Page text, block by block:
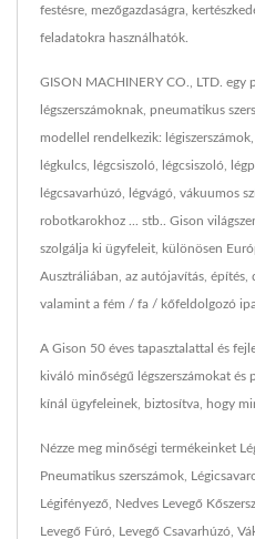
festésre, mezőgazdaságra,
feladatokra használhatók.
GISON MACHINERY CO., LTD. egy
légszerszámoknak, pneumatikus
modellel rendelkezik:
légkulcs, légcsiszoló, légcsiszoló,
légcsavarhúzó, légvágó, vákuumos
robotkarokhoz ... stb.. Gison
szolgálja ki ügyfeleit, különösen
Ausztráliában, az autójavítás, építés,
valamint a fém / fa / kőfeldolgozó
A Gison 50 éves tapasztalattal és
kiváló minőségű légszerszámokat és
kínál ügyfeleinek, biztosítva, hogy
Nézze meg minőségi termékeinket
Pneumatikus szerszámok
Légifényező Nedves Levegő
Levegő Fúró Levegő Csavarhúzó